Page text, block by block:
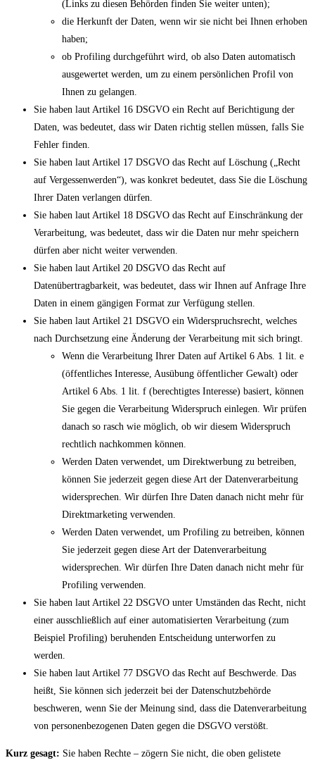
(Links zu diesen Behörden finden Sie weiter unten);
die Herkunft der Daten, wenn wir sie nicht bei Ihnen erhoben
haben;
ob Profiling durchgeführt wird, ob also Daten automatisch
ausgewertet werden, um zu einem persönlichen Profil von
Ihnen zu gelangen.
Sie haben laut Artikel 16 DSGVO ein Recht auf Berichtigung der
Daten, was bedeutet, dass wir Daten richtig stellen müssen, falls Sie
Fehler finden.
Sie haben laut Artikel 17 DSGVO das Recht auf Löschung („Recht
auf Vergessenwerden“), was konkret bedeutet, dass Sie die Löschung
Ihrer Daten verlangen dürfen.
Sie haben laut Artikel 18 DSGVO das Recht auf Einschränkung der
Verarbeitung, was bedeutet, dass wir die Daten nur mehr speichern
dürfen aber nicht weiter verwenden.
Sie haben laut Artikel 20 DSGVO das Recht auf
Datenübertragbarkeit, was bedeutet, dass wir Ihnen auf Anfrage Ihre
Daten in einem gängigen Format zur Verfügung stellen.
Sie haben laut Artikel 21 DSGVO ein Widerspruchsrecht, welches
nach Durchsetzung eine Änderung der Verarbeitung mit sich bringt.
Wenn die Verarbeitung Ihrer Daten auf Artikel 6 Abs. 1 lit. e
(öffentliches Interesse, Ausübung öffentlicher Gewalt) oder
Artikel 6 Abs. 1 lit. f (berechtigtes Interesse) basiert, können
Sie gegen die Verarbeitung Widerspruch einlegen. Wir prüfen
danach so rasch wie möglich, ob wir diesem Widerspruch
rechtlich nachkommen können.
Werden Daten verwendet, um Direktwerbung zu betreiben,
können Sie jederzeit gegen diese Art der Datenverarbeitung
widersprechen. Wir dürfen Ihre Daten danach nicht mehr für
Direktmarketing verwenden.
Werden Daten verwendet, um Profiling zu betreiben, können
Sie jederzeit gegen diese Art der Datenverarbeitung
widersprechen. Wir dürfen Ihre Daten danach nicht mehr für
Profiling verwenden.
Sie haben laut Artikel 22 DSGVO unter Umständen das Recht, nicht
einer ausschließlich auf einer automatisierten Verarbeitung (zum
Beispiel Profiling) beruhenden Entscheidung unterworfen zu
werden.
Sie haben laut Artikel 77 DSGVO das Recht auf Beschwerde. Das
heißt, Sie können sich jederzeit bei der Datenschutzbehörde
beschweren, wenn Sie der Meinung sind, dass die Datenverarbeitung
von personenbezogenen Daten gegen die DSGVO verstößt.
Kurz gesagt: Sie haben Rechte – zögern Sie nicht, die oben gelistete